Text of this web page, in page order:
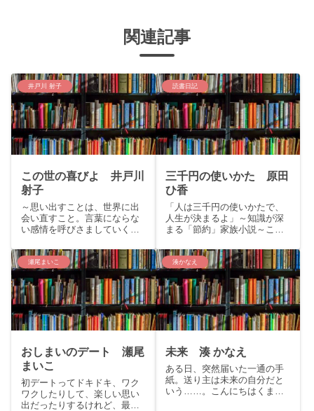
関連記事
井戸川 射子
この世の喜びよ 井戸川
射子
～思い出すことは、世界に出
会い直すこと。言葉にならな
い感情を呼びさましていく傑
まりすです。今回は芥川賞受
賞作、井戸川射子『この世の
喜びよ』をご紹介いたしま
す。story：娘たちが幼い頃、
よく一緒に過ごした近所のシ
ョ...
読書日記
三千円の使いかた 原田
ひ香
「人は三千円の使いかたで、
人生が決まるよ」～知識が深
まる「節約」家族小説～こん
は様々なランキングの上位に
ランクインしている今話題の
本、原田ひ香「三千円の使い
かた」をご紹介いたします。
story就職して理想の一人暮
ら...
瀬尾まいこ
おしまいのデート 瀬尾
まいこ
初デートってドキドキ、ワク
ワクしたりして、楽しい思い
出だったりするけれど、最後
湊かなえ
未来 湊 かなえ
ある日、突然届いた一通の手
紙。送り主は未来の自分だと
いう……。こんにちはくまり